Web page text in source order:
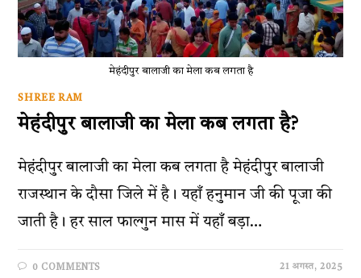
मेहंदीपुर बालाजी का मेला कब लगता है
SHREE RAM
मेहंदीपुर बालाजी का मेला कब लगता है?
मेहंदीपुर बालाजी का मेला कब लगता है मेहंदीपुर बालाजी
राजस्थान के दौसा जिले में है। यहाँ हनुमान जी की पूजा की
जाती है। हर साल फाल्गुन मास में यहाँ बड़ा…
0 COMMENTS 21 अगस्त, 2025